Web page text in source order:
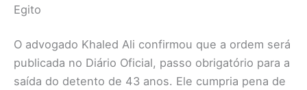
Egito
O advogado Khaled Ali confirmou que a ordem será
publicada no Diário Oficial, passo obrigatório para a
saída do detento de 43 anos. Ele cumpria pena de